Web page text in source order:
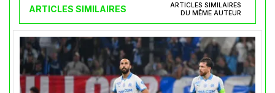
ARTICLES SIMILAIRES
ARTICLES SIMILAIRES
DU MÊME AUTEUR